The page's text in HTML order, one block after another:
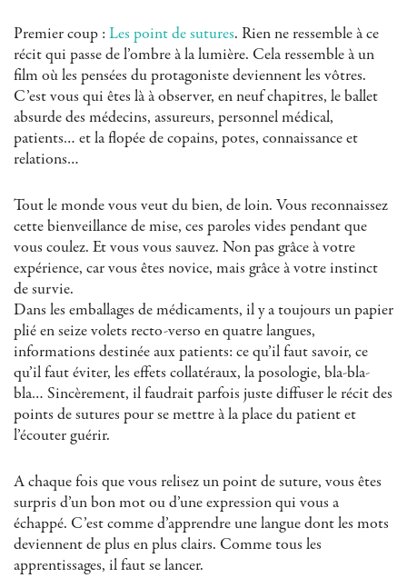
Premier coup : Les point de sutures. Rien ne ressemble à ce
récit qui passe de l’ombre à la lumière. Cela ressemble à un
film où les pensées du protagoniste deviennent les vôtres.
C’est vous qui êtes là à observer, en neuf chapitres, le ballet
absurde des médecins, assureurs, personnel médical,
patients… et la flopée de copains, potes, connaissance et
relations…
Tout le monde vous veut du bien, de loin. Vous reconnaissez
cette bienveillance de mise, ces paroles vides pendant que
vous coulez. Et vous vous sauvez. Non pas grâce à votre
expérience, car vous êtes novice, mais grâce à votre instinct
de survie.
Dans les emballages de médicaments, il y a toujours un papier
plié en seize volets recto-verso en quatre langues,
informations destinée aux patients: ce qu’il faut savoir, ce
qu’il faut éviter, les effets collatéraux, la posologie, bla-bla-
bla… Sincèrement, il faudrait parfois juste diffuser le récit des
points de sutures pour se mettre à la place du patient et
l’écouter guérir.
A chaque fois que vous relisez un point de suture, vous êtes
surpris d’un bon mot ou d’une expression qui vous a
échappé. C’est comme d’apprendre une langue dont les mots
deviennent de plus en plus clairs. Comme tous les
apprentissages, il faut se lancer.